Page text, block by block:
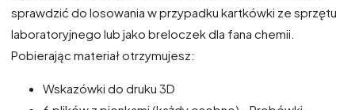
sprawdzić do losowania w przypadku kartkówki ze sprzętu
laboratoryjnego lub jako breloczek dla fana chemii.​
Pobierając materiał otrzymujesz:​
Wskazówki do druku 3D​